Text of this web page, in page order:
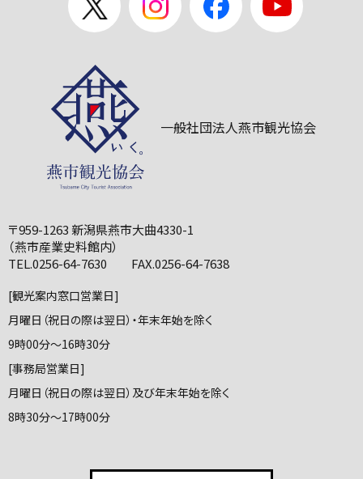
一般社団法人燕市観光協会
〒959-1263 新潟県燕市大曲4330-1
（燕市産業史料館内）
TEL.0256-64-7630 FAX.0256-64-7638
[観光案内窓口営業日]
月曜日（祝日の際は翌日）・年末年始を除く
9時00分～16時30分
[事務局営業日]
月曜日（祝日の際は翌日）及び年末年始を除く
8時30分～17時00分